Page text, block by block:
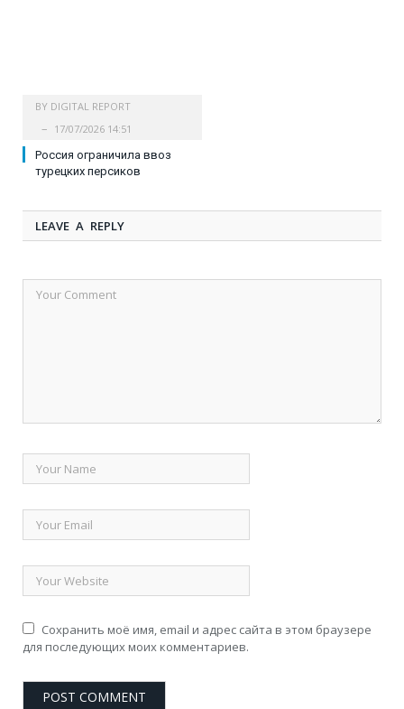
BY DIGITAL REPORT
17/07/2026 14:51
Россия ограничила ввоз
турецких персиков
LEAVE A REPLY
Сохранить моё имя, email и адрес сайта в этом браузере
для последующих моих комментариев.